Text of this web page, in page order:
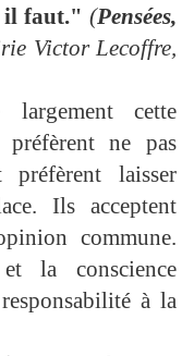
il faut." (Pensées,
Victor Lecoffre,
largement cette
préfèrent ne pas
laisser
Ils acceptent
commune.
la conscience
à la